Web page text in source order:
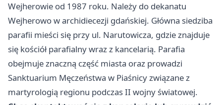
Wejherowie od 1987 roku. Należy do dekanatu
Wejherowo w archidiecezji gdańskiej. Główna siedziba
parafii mieści się przy ul. Narutowicza, gdzie znajduje
się kościół parafialny wraz z kancelarią. Parafia
obejmuje znaczną część miasta oraz prowadzi
Sanktuarium Męczeństwa w Piaśnicy związane z
martyrologią regionu podczas II wojny światowej.